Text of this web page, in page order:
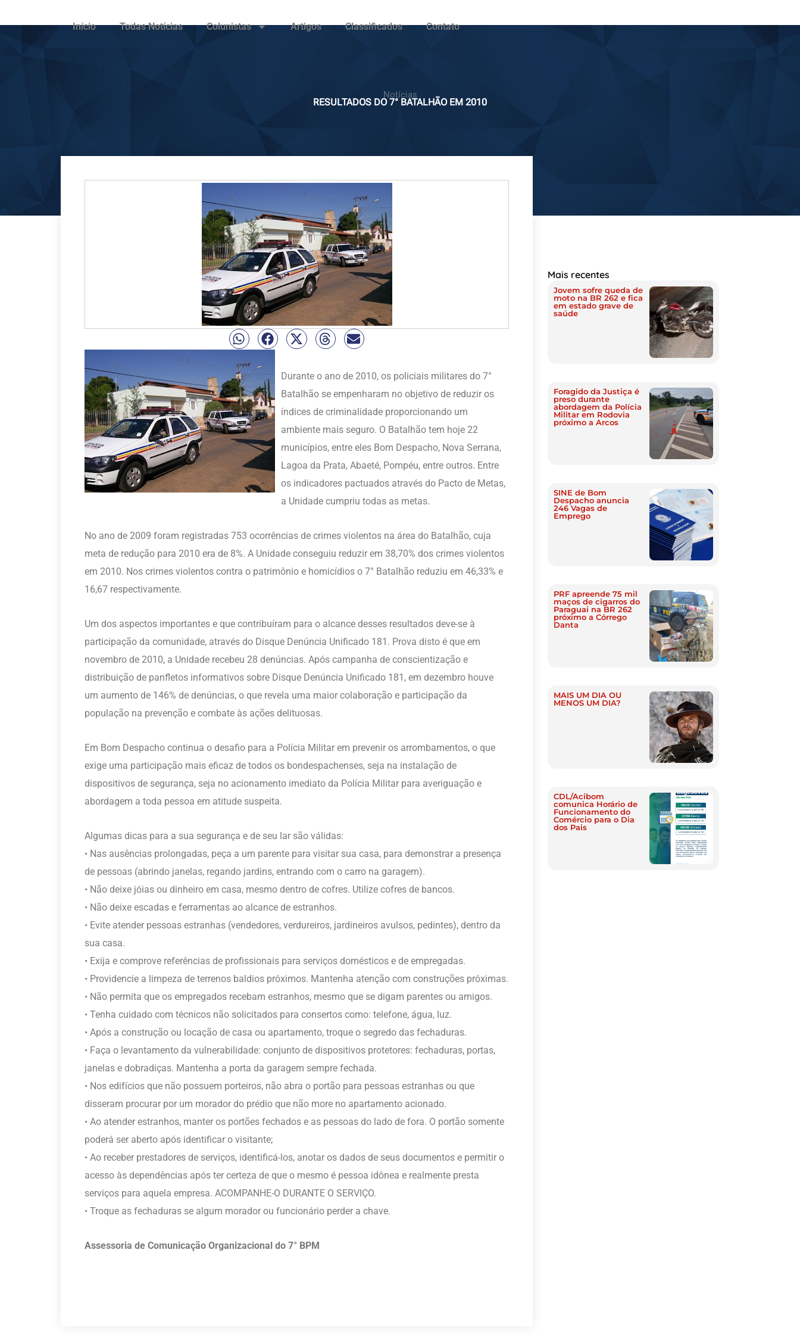
Início Todas Notícias Colunistas Artigos Classificados Contato
Notícias
RESULTADOS DO 7° BATALHÃO EM 2010
Durante o ano de 2010, os policiais militares do 7°
Batalhão se empenharam no objetivo de reduzir os
índices de criminalidade proporcionando um
ambiente mais seguro. O Batalhão tem hoje 22
municípios, entre eles Bom Despacho, Nova Serrana,
Lagoa da Prata, Abaeté, Pompéu, entre outros. Entre
os indicadores pactuados através do Pacto de Metas,
a Unidade cumpriu todas as metas.
No ano de 2009 foram registradas 753 ocorrências de crimes violentos na área do Batalhão, cuja
meta de redução para 2010 era de 8%. A Unidade conseguiu reduzir em 38,70% dos crimes violentos
em 2010. Nos crimes violentos contra o patrimônio e homicídios o 7° Batalhão reduziu em 46,33% e
16,67 respectivamente.
Um dos aspectos importantes e que contribuíram para o alcance desses resultados deve-se à
participação da comunidade, através do Disque Denúncia Unificado 181. Prova disto é que em
novembro de 2010, a Unidade recebeu 28 denúncias. Após campanha de conscientização e
distribuição de panfletos informativos sobre Disque Denúncia Unificado 181, em dezembro houve
um aumento de 146% de denúncias, o que revela uma maior colaboração e participação da
população na prevenção e combate às ações delituosas.
Em Bom Despacho continua o desafio para a Polícia Militar em prevenir os arrombamentos, o que
exige uma participação mais eficaz de todos os bondespachenses, seja na instalação de
dispositivos de segurança, seja no acionamento imediato da Polícia Militar para averiguação e
abordagem a toda pessoa em atitude suspeita.
Algumas dicas para a sua segurança e de seu lar são válidas:
• Nas ausências prolongadas, peça a um parente para visitar sua casa, para demonstrar a presença
de pessoas (abrindo janelas, regando jardins, entrando com o carro na garagem).
• Não deixe jóias ou dinheiro em casa, mesmo dentro de cofres. Utilize cofres de bancos.
• Não deixe escadas e ferramentas ao alcance de estranhos.
• Evite atender pessoas estranhas (vendedores, verdureiros, jardineiros avulsos, pedintes), dentro da
sua casa.
• Exija e comprove referências de profissionais para serviços domésticos e de empregadas.
• Providencie a limpeza de terrenos baldios próximos. Mantenha atenção com construções próximas.
• Não permita que os empregados recebam estranhos, mesmo que se digam parentes ou amigos.
• Tenha cuidado com técnicos não solicitados para consertos como: telefone, água, luz.
• Após a construção ou locação de casa ou apartamento, troque o segredo das fechaduras.
• Faça o levantamento da vulnerabilidade: conjunto de dispositivos protetores: fechaduras, portas,
janelas e dobradiças. Mantenha a porta da garagem sempre fechada.
• Nos edifícios que não possuem porteiros, não abra o portão para pessoas estranhas ou que
disseram procurar por um morador do prédio que não more no apartamento acionado.
• Ao atender estranhos, manter os portões fechados e as pessoas do lado de fora. O portão somente
poderá ser aberto após identificar o visitante;
• Ao receber prestadores de serviços, identificá-los, anotar os dados de seus documentos e permitir o
acesso às dependências após ter certeza de que o mesmo é pessoa idônea e realmente presta
serviços para aquela empresa. ACOMPANHE-O DURANTE O SERVIÇO.
• Troque as fechaduras se algum morador ou funcionário perder a chave.
Assessoria de Comunicação Organizacional do 7° BPM
Mais recentes
Jovem sofre queda de
moto na BR 262 e fica
em estado grave de
saúde
Foragido da Justiça é
preso durante
abordagem da Polícia
Militar em Rodovia
próximo a Arcos
SINE de Bom
Despacho anuncia
246 Vagas de
Emprego
PRF apreende 75 mil
maços de cigarros do
Paraguai na BR 262
próximo a Córrego
Danta
MAIS UM DIA OU
MENOS UM DIA?
CDL/Acibom
comunica Horário de
Funcionamento do
Comércio para o Dia
dos Pais